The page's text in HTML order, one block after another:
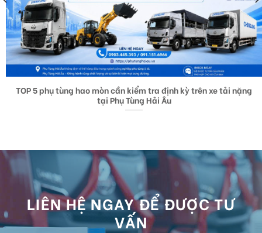
TOP 5 phụ tùng hao mòn cần kiểm tra định kỳ trên xe tải nặng
tại Phụ Tùng Hải Âu
LIÊN HỆ NGAY ĐỂ ĐƯỢC TƯ
VẤN